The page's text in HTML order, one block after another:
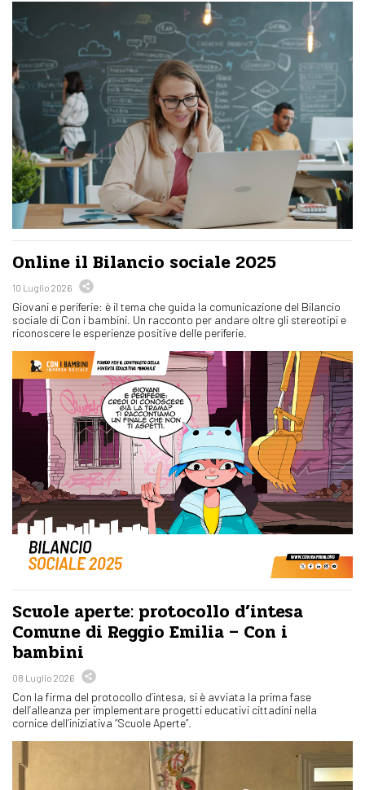
Online il Bilancio sociale 2025
10 Luglio 2026
Giovani e periferie: è il tema che guida la comunicazione del Bilancio
sociale di Con i bambini. Un racconto per andare oltre gli stereotipi e
riconoscere le esperienze positive delle periferie.
Scuole aperte: protocollo d’intesa
Comune di Reggio Emilia – Con i
bambini
08 Luglio 2026
Con la firma del protocollo d’intesa, si è avviata la prima fase
dell’alleanza per implementare progetti educativi cittadini nella
cornice dell’iniziativa “Scuole Aperte”.